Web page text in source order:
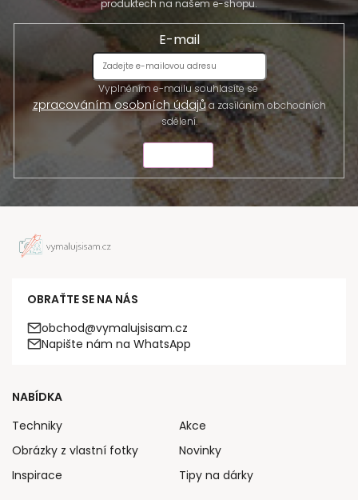
produktech na našem e-shopu.
E-mail
Vyplněním e-mailu souhlasíte se
zpracováním osobních údajůa zasíláním obchodních
sdělení.
OBRAŤTE SE NA NÁS
obchod@vymalujsisam.cz
Napište nám na WhatsApp
NABÍDKA
Techniky
Obrázky z vlastní fotky
Inspirace
Akce
Novinky
Tipy na dárky